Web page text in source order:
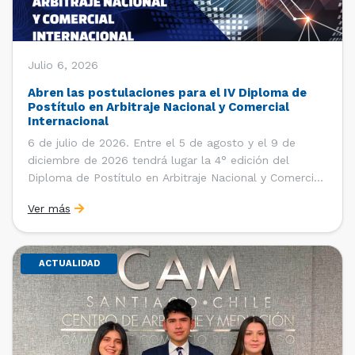
Julio 6, 2026
Abren las postulaciones para el IV Diploma de
Postítulo en Arbitraje Nacional y Comercial
Internacional
6 de julio de 2026. Entre el 5 de agosto y el 9 de
diciembre de 2026 tendrá lugar la 4° edición del
Diploma de Postítulo en Arbitraje Nacional y Comercial
Derecho Internacional de la Facultad de Derecho de la
Universidad de Chile y […]
Ver más
ACTUALIDAD